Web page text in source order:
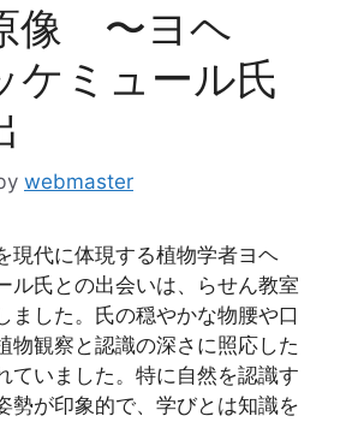
像 〜ヨヘ
ケミュール氏
webmaster
現代に体現する植物学者ヨヘ
ル氏との出会いは、らせん教室
ました。氏の穏やかな物腰や口
物観察と認識の深さに照応した
ていました。特に自然を認識す
勢が印象的で、学びとは知識を